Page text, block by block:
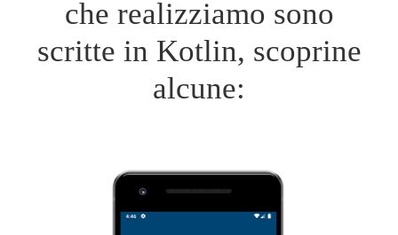
che realizziamo sono
scritte in Kotlin, scoprine
alcune: